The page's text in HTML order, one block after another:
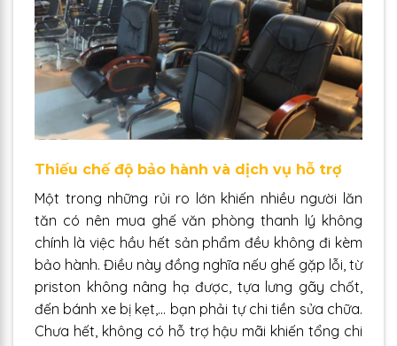
Thiếu chế độ bảo hành và dịch vụ hỗ trợ
Một trong những rủi ro lớn khiến nhiều người lăn
tăn có nên mua ghế văn phòng thanh lý không
chính là việc hầu hết sản phẩm đều không đi kèm
bảo hành. Điều này đồng nghĩa nếu ghế gặp lỗi, từ
priston không nâng hạ được, tựa lưng gãy chốt,
đến bánh xe bị kẹt,… bạn phải tự chi tiền sửa chữa.
Chưa hết, không có hỗ trợ hậu mãi khiến tổng chi